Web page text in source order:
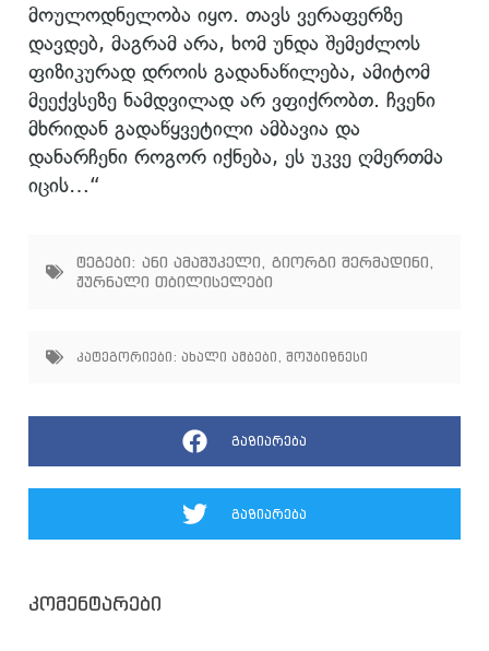
მოულოდნელობა იყო. თავს ვერაფერზე
დავდებ, მაგრამ არა, ხომ უნდა შემეძლოს
ფიზიკურად დროის გადანაწილება, ამიტომ
მეექვსეზე ნამდვილად არ ვფიქრობთ. ჩვენი
მხრიდან გადაწყვეტილი ამბავია და
დანარჩენი როგორ იქნება, ეს უკვე ღმერთმა
იცის…“
ტეგები: ანი ამაშუკელი გიორგი შერმადინი
ჟურნალი თბილისელები
კატეგორიები: ახალი ამბები , შოუბიზნესი
გაზიარება
გაზიარება
კომენტარები